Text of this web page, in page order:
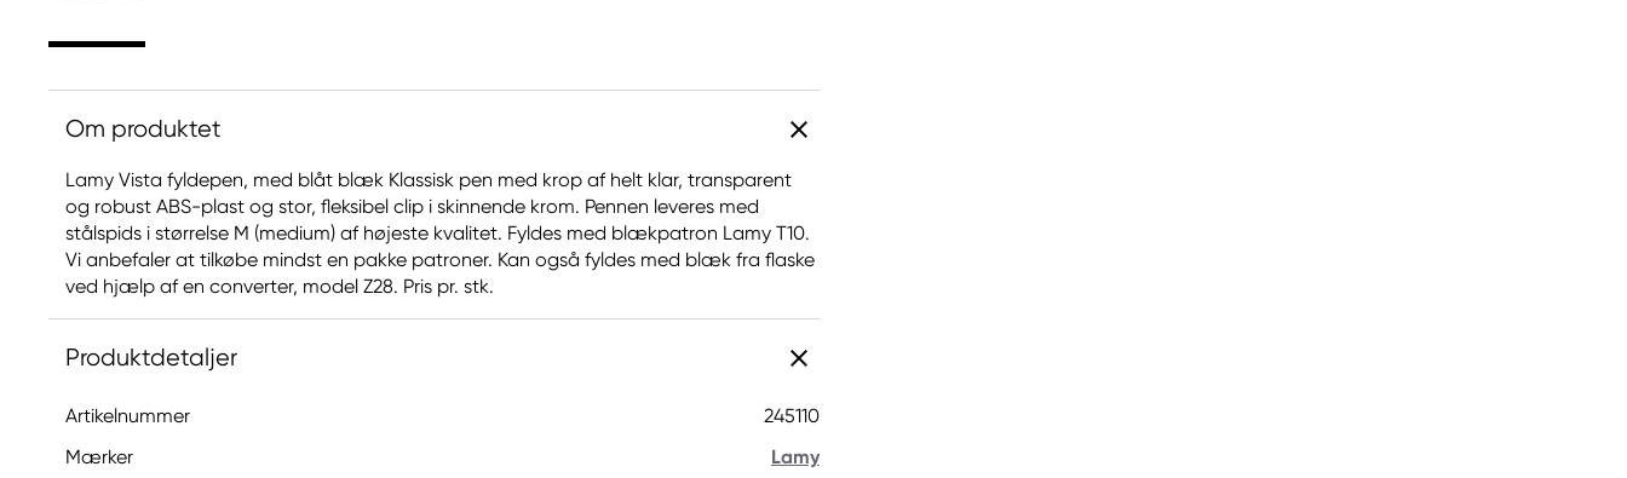
Om produktet
Lamy Vista fyldepen, med blåt blæk Klassisk pen med krop af helt klar, transparent
og robust ABS-plast og stor, fleksibel clip i skinnende krom. Pennen leveres med
stålspids i størrelse M (medium) af højeste kvalitet. Fyldes med blækpatron Lamy T10.
Vi anbefaler at tilkøbe mindst en pakke patroner. Kan også fyldes med blæk fra flaske
ved hjælp af en converter, model Z28. Pris pr. stk.
Produktdetaljer
Artikelnummer
245110
Mærker
Lamy